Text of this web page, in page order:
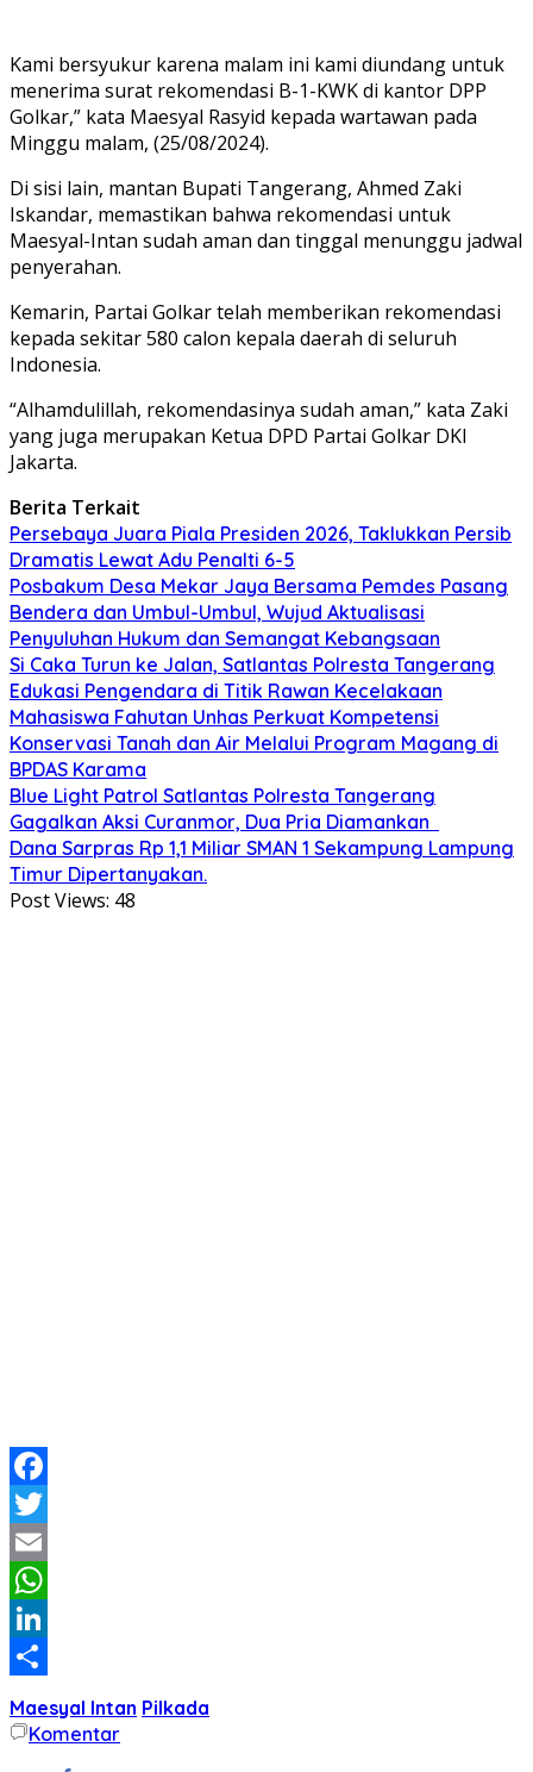
Kami bersyukur karena malam ini kami diundang untuk
menerima surat rekomendasi B-1-KWK di kantor DPP
Golkar,” kata Maesyal Rasyid kepada wartawan pada
Minggu malam, (25/08/2024).
Di sisi lain, mantan Bupati Tangerang, Ahmed Zaki
Iskandar, memastikan bahwa rekomendasi untuk
Maesyal-Intan sudah aman dan tinggal menunggu jadwal
penyerahan.
Kemarin, Partai Golkar telah memberikan rekomendasi
kepada sekitar 580 calon kepala daerah di seluruh
Indonesia.
“Alhamdulillah, rekomendasinya sudah aman,” kata Zaki
yang juga merupakan Ketua DPD Partai Golkar DKI
Jakarta.
Berita Terkait
Persebaya Juara Piala Presiden 2026, Taklukkan Persib
Dramatis Lewat Adu Penalti 6-5
Posbakum Desa Mekar Jaya Bersama Pemdes Pasang
Bendera dan Umbul-Umbul, Wujud Aktualisasi
Penyuluhan Hukum dan Semangat Kebangsaan
Si Caka Turun ke Jalan, Satlantas Polresta Tangerang
Edukasi Pengendara di Titik Rawan Kecelakaan
Mahasiswa Fahutan Unhas Perkuat Kompetensi
Konservasi Tanah dan Air Melalui Program Magang di
BPDAS Karama
Blue Light Patrol Satlantas Polresta Tangerang
Gagalkan Aksi Curanmor, Dua Pria Diamankan
Dana Sarpras Rp 1,1 Miliar SMAN 1 Sekampung Lampung
Timur Dipertanyakan.
Post Views: 48
Facebook
Twitter
Email
WhatsApp
LinkedIn
Share
Maesyal Intan Pilkada
Komentar